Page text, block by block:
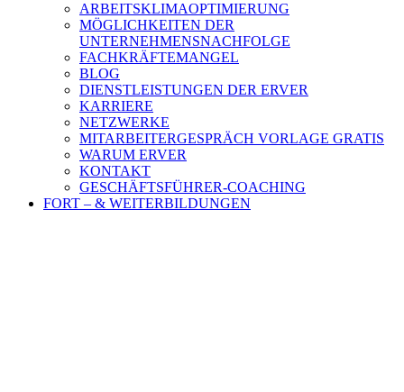
ARBEITSKLIMAOPTIMIERUNG
MÖGLICHKEITEN DER
UNTERNEHMENSNACHFOLGE
FACHKRÄFTEMANGEL
BLOG
DIENSTLEISTUNGEN DER ERVER
KARRIERE
NETZWERKE
MITARBEITERGESPRÄCH VORLAGE GRATIS
WARUM ERVER
KONTAKT
GESCHÄFTSFÜHRER-COACHING
FORT – & WEITERBILDUNGEN